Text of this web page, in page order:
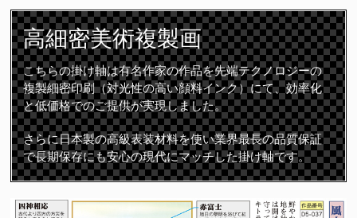
高細密美術複製画
こちらの掛け軸は有名作家の作品を先端テクノロジーの
複製細密印刷（対光性の高い顔料インク）にて、効率化
と低価格でのご提供が実現しました。
さらに日本製の高級表装材料を使い業界最長の品質保証
で長期保存にも安心の現代にマッチした掛け軸です。